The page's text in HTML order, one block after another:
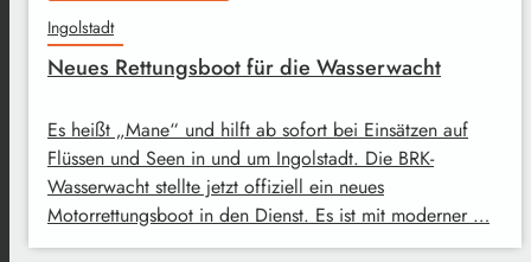
Ingolstadt
Neues Rettungsboot für die Wasserwacht
Es heißt „Mane“ und hilft ab sofort bei Einsätzen auf
Flüssen und Seen in und um Ingolstadt. Die BRK-
Wasserwacht stellte jetzt offiziell ein neues
Motorrettungsboot in den Dienst. Es ist mit moderner …